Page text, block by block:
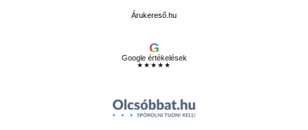
Árukereső.hu
G
Google értékelések
★★★★★